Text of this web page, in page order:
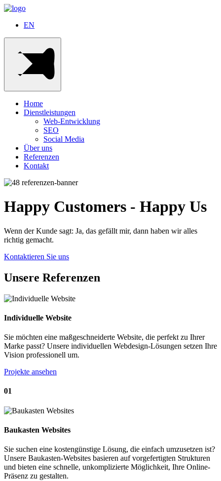
EN
Home
Dienstleistungen
Web-Entwicklung
SEO
Social Media
Über uns
Referenzen
Kontakt
Happy Customers - Happy Us
Wenn der Kunde sagt: Ja, das gefällt mir, dann haben wir alles
richtig gemacht.
Kontaktieren Sie uns
Unsere Referenzen
Individuelle Website
Sie möchten eine maßgeschneiderte Website, die perfekt zu Ihrer
Marke passt? Unsere individuellen Webdesign-Lösungen setzen Ihre
Vision professionell um.
Projekte ansehen
01
Baukasten Websites
Sie suchen eine kostengünstige Lösung, die einfach umzusetzen ist?
Unsere Baukasten-Websites basieren auf vorgefertigten Strukturen
und bieten eine schnelle, unkomplizierte Möglichkeit, Ihre Online-
Präsenz zu gestalten.